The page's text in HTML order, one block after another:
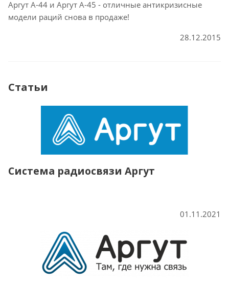
Аргут А-44 и Аргут А-45 - отличные антикризисные
модели раций снова в продаже!
28.12.2015
Статьи
Система радиосвязи Аргут
01.11.2021